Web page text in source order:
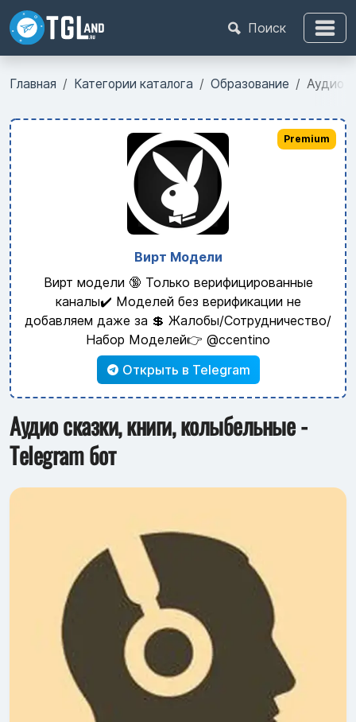
Поиск
Главная Категории каталога Образование Аудио
Вирт Модели
Вирт модели 🔞 Только верифицированные
каналы✔️ Моделей без верификации не
добавляем даже за 💲 Жалобы/Сотрудничество/
Набор Моделей👉 @ccentino
Открыть в Telegram
Premium
Аудио сказки, книги, колыбельные -
Telegram бот